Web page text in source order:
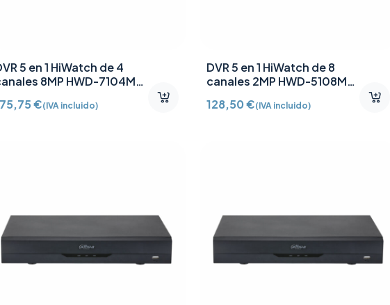
5 en 1 HiWatch de 4
8MP HWD-7104MH-
€(IVA incluido)
DVR 5 en 1 HiWatch de 8
canales 2MP HWD-5108MH-
128,50€(IVA incluido)